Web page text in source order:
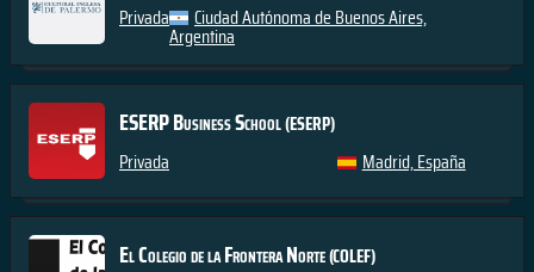
Privada Ciudad Autónoma de Buenos Aires,
Argentina
ESERP Business School(ESERP)
Privada Madrid, España
El Colegio de la Frontera Norte(COLEF)